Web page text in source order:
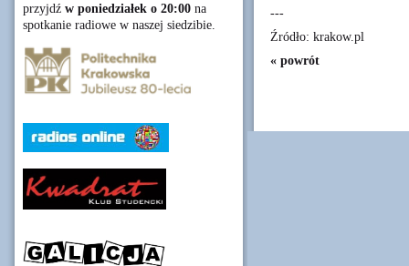
przyjdź w poniedziałek o 20:00 na
spotkanie radiowe w naszej siedzibie.
---
Źródło: krakow.pl
« powrót